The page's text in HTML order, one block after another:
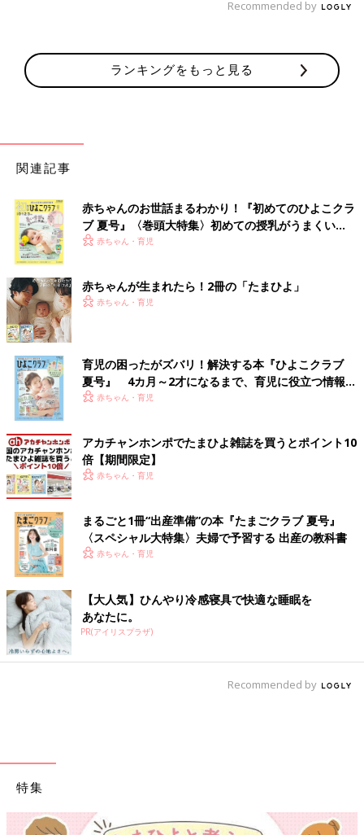
Recommended by
ランキングをもっと見る
関連記事
赤ちゃんのお世話まるわかり！『初めてのひよこクラ
ブ 夏号』〈巻頭大特集〉初めての授乳がうまくい
く！ おっぱい・ミルクの基本と夏のトラブル 解決テ
赤ちゃん・育児
赤ちゃんが生まれたら！2冊の「たまひよ」
赤ちゃん・育児
育児の困ったがズバリ！解決する本『ひよこクラブ
夏号』 4カ月～2才になるまで、育児に役立つ情報が
いっぱい！
赤ちゃん・育児
アカチャンホンポでたまひよ雑誌を買うとポイント10
倍【期間限定】
赤ちゃん・育児
まるごと1冊“出産準備”の本『たまごクラブ 夏号』
〈スペシャル大特集〉夫婦で予習する 出産の教科書
赤ちゃん・育児
【大人気】ひんやり冷感寝具で快適な睡眠を
あなたに。
PR(アイリスプラザ)
Recommended by
特集
【ワクチン接種できるものも】妊婦の感染症対策